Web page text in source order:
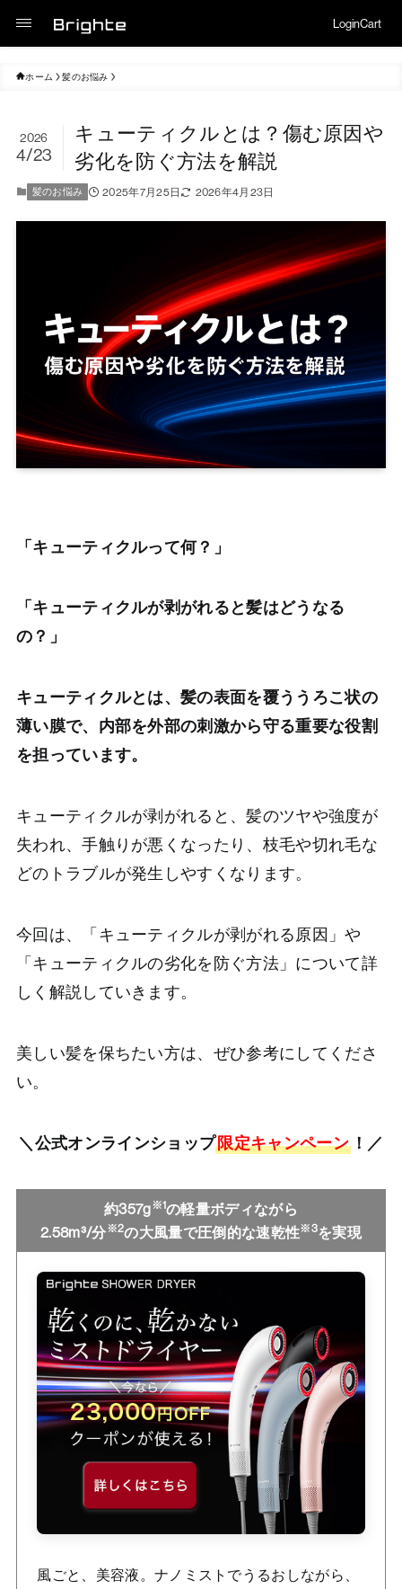
LoginCart
ホーム 髪のお悩み
キューティクルとは？傷む原因や
劣化を防ぐ方法を解説
2026
4/23
髪のお悩み 2025年7月25日 2026年4月23日
「キューティクルって何？」
「キューティクルが剥がれると髪はどうなる
の？」
キューティクルとは、髪の表面を覆ううろこ状の
薄い膜で、内部を外部の刺激から守る重要な役割
を担っています。
キューティクルが剥がれると、髪のツヤや強度が
失われ、手触りが悪くなったり、枝毛や切れ毛な
どのトラブルが発生しやすくなります。
今回は、「キューティクルが剥がれる原因」や
「キューティクルの劣化を防ぐ方法」について詳
しく解説していきます。
美しい髪を保ちたい方は、ぜひ参考にしてくださ
い。
＼公式オンラインショップ限定キャンペーン！／
約357g※1の軽量ボディながら
2.58m³/分※2の大風量で圧倒的な速乾性※3を実現
風ごと、美容液。ナノミストでうるおしながら、